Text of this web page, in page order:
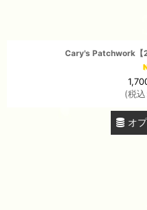
Cary's Patchwork【
(税込
オ